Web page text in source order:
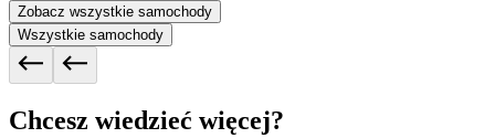
Zobacz wszystkie samochody
Wszystkie samochody
Chcesz wiedzieć więcej?